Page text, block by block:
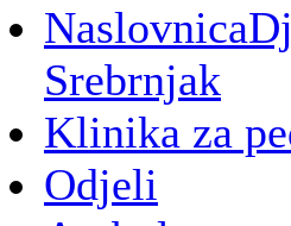
Naslovnica
Srebrnjak
Klinika za
Odjeli